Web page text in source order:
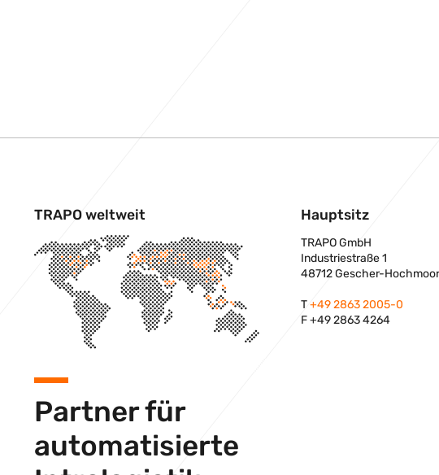
TRAPO weltweit Hauptsitz
TRAPO GmbH
Industriestraße 1
48712 Gescher-
T+49 2863 2005-0
F +49 2863 4264
Partner für
automatisierte